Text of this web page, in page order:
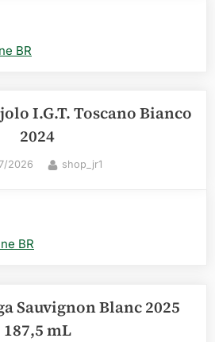
BR
I.G.T. Toscano Bianco
2024
2026 By
shop_jr1
BR
Sauvignon Blanc 2025
187,5 mL